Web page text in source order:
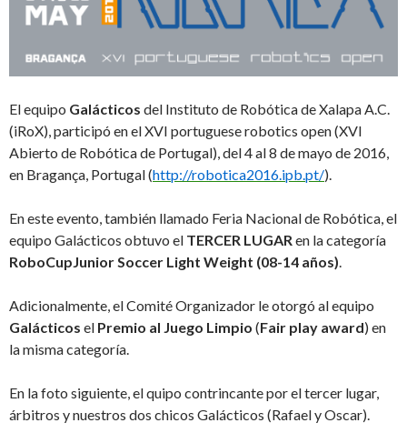
El equipo Galácticos del Instituto de Robótica de Xalapa A.C.
(iRoX), participó en el XVI portuguese robotics open (XVI
Abierto de Robótica de Portugal), del 4 al 8 de mayo de 2016,
en Bragança, Portugal (http://robotica2016.ipb.pt/).
En este evento, también llamado Feria Nacional de Robótica, el
equipo Galácticos obtuvo el TERCER LUGARen la categoría
RoboCupJunior Soccer Light Weight (08-14 años).
Adicionalmente, el Comité Organizador le otorgó al equipo
Galácticos el Premio al Juego Limpio (Fair play award) en
la misma categoría.
En la foto siguiente, el quipo contrincante por el tercer lugar,
árbitros y nuestros dos chicos Galácticos (Rafael y Oscar).